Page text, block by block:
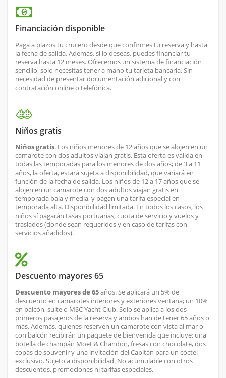
Financiación disponible
Paga a plazos tu crucero desde que confirmes tu reserva y hasta
la fecha de salida. Además, si lo deseas, puedes financiar tu
reserva hasta 12 meses. Ofrecemos un sistema de financiación
sencillo, solo necesitas tener a mano tu tarjeta bancaria. Sin
necesidad de presentar documentación adicional y con
contratación online o telefónica.
Niños gratis
Niños gratis. Los niños menores de 12 años que se alojen en un
camarote con dos adultos viajan gratis. Esta oferta es válida en
todas las temporadas para los menores de dos años; de 3 a 11
años, la oferta, estará sujeta a disponibilidad, que variará en
función de la fecha de salida. Los niños de 12 a 17 años que se
alojen en un camarote con dos adultos viajan gratis en
temporada baja y media, y pagan una tarifa especial en
temporada alta. Disponibilidad limitada. En todos los casos, los
niños sí pagarán tasas portuarias, cuota de servicio y vuelos y
traslados (donde sean requeridos y en caso de tarifas con
servicios añadidos).
Descuento mayores 65
Descuento mayores de 65años. Se aplicará un 5% de
descuento en camarotes interiores y exteriores ventana; un 10%
en balcón, suite o MSC Yacht Club. Solo se aplica a los dos
primeros pasajeros de la reserva y ambos han de tener 65 años o
más. Además, quienes reserven un camarote con vista al mar o
con balcón recibirán un paquete de bienvenida que incluye: una
botella de champán Moët & Chandon, fresas con chocolate, dos
copas de souvenir y una invitación del Capitán para un cóctel
exclusivo. Sujeto a disponibilidad. No acumulable con otros
descuentos, promociones ni tarifas especiales.